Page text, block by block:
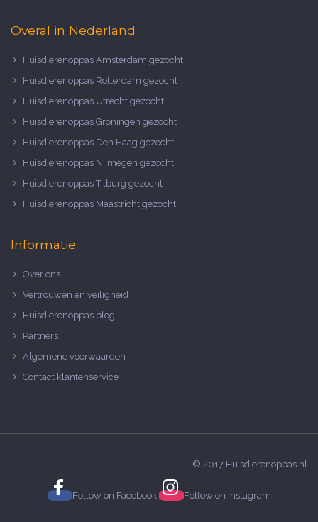
Overal in Nederland
Huisdierenoppas Amsterdam gezocht
Huisdierenoppas Rotterdam gezocht
Huisdierenoppas Utrecht gezocht
Huisdierenoppas Groningen gezocht
Huisdierenoppas Den Haag gezocht
Huisdierenoppas Nijmegen gezocht
Huisdierenoppas Tilburg gezocht
Huisdierenoppas Maastricht gezocht
Informatie
Over ons
Vertrouwen en veiligheid
Huisdierenoppas blog
Partners
Algemene voorwaarden
Contact klantenservice
© 2017 Huisdierenoppas.nl
Follow on Facebook Follow on Instagram